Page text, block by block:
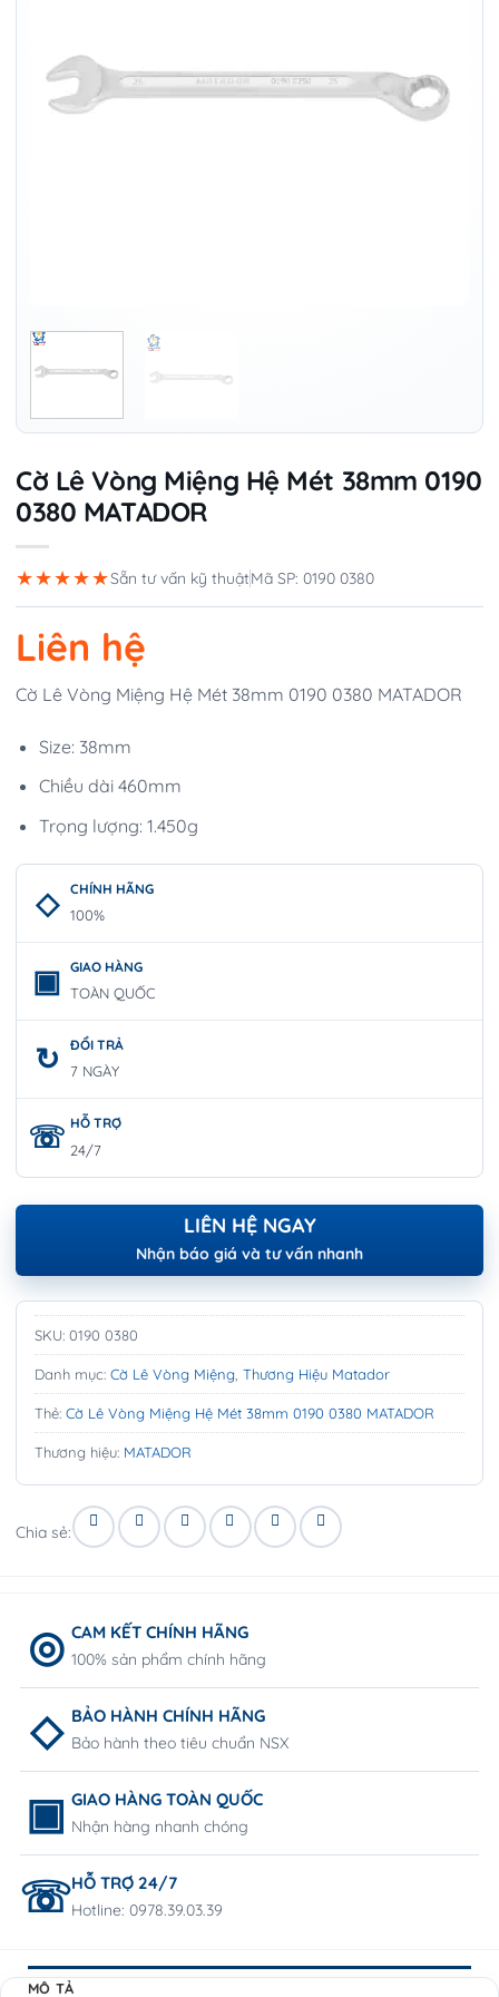
Cờ Lê Vòng Miệng Hệ Mét 38mm 0190
0380 MATADOR
★★★★★Sẵn tư vấn kỹ thuậtMã SP: 0190 0380
Liên hệ
Cờ Lê Vòng Miệng Hệ Mét 38mm 0190 0380 MATADOR
Size: 38mm
Chiều dài 460mm
Trọng lượng: 1.450g
CHÍNH HÃNG
100%
GIAO HÀNG
TOÀN QUỐC
ĐỔI TRẢ
7 NGÀY
HỖ TRỢ
24/7
LIÊN HỆ NGAY
Nhận báo giá và tư vấn nhanh
SKU: 0190 0380
Danh mục: Cờ Lê Vòng Miệng Thương Hiệu Matador
Thẻ: Cờ Lê Vòng Miệng Hệ Mét 38mm 0190 0380 MATADOR
Thương hiệu: MATADOR
Chia sẻ:
CAM KẾT CHÍNH HÃNG
100% sản phẩm chính hãng
BẢO HÀNH CHÍNH HÃNG
Bảo hành theo tiêu chuẩn NSX
GIAO HÀNG TOÀN QUỐC
Nhận hàng nhanh chóng
HỖ TRỢ 24/7
Hotline: 0978.39.03.39
MÔ TẢ